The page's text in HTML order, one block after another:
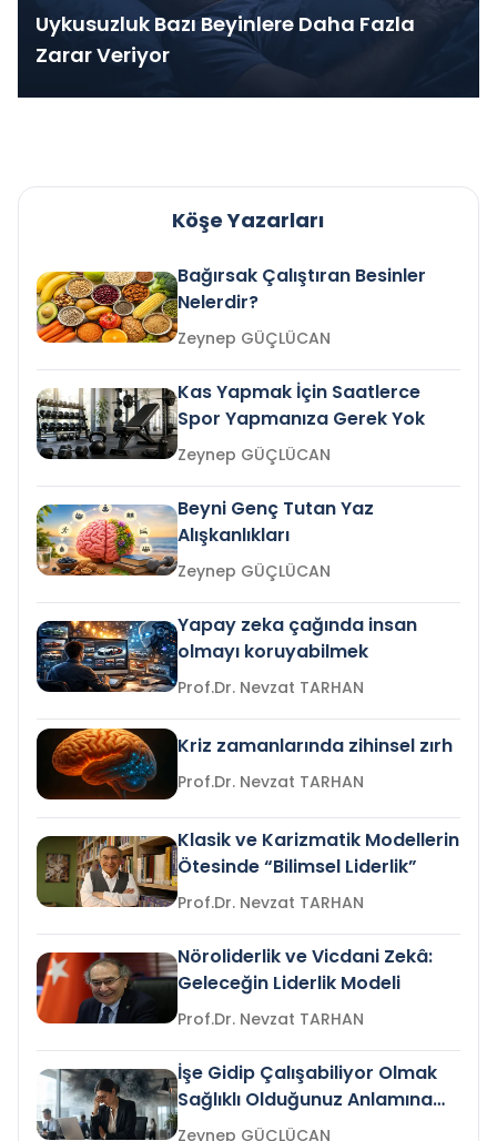
Uykusuzluk Bazı Beyinlere Daha Fazla
Zarar Veriyor
Köşe Yazarları
Bağırsak Çalıştıran Besinler
Nelerdir?
Zeynep GÜÇLÜCAN
Kas Yapmak İçin Saatlerce
Spor Yapmanıza Gerek Yok
Zeynep GÜÇLÜCAN
Beyni Genç Tutan Yaz
Alışkanlıkları
Zeynep GÜÇLÜCAN
Yapay zeka çağında insan
olmayı koruyabilmek
Prof.Dr. Nevzat TARHAN
Kriz zamanlarında zihinsel zırh
Prof.Dr. Nevzat TARHAN
Klasik ve Karizmatik Modellerin
Ötesinde “Bilimsel Liderlik”
Prof.Dr. Nevzat TARHAN
Nöroliderlik ve Vicdani Zekâ:
Geleceğin Liderlik Modeli
Prof.Dr. Nevzat TARHAN
İşe Gidip Çalışabiliyor Olmak
Sağlıklı Olduğunuz Anlamına
Gelir mi?Zeynep GÜÇLÜCAN